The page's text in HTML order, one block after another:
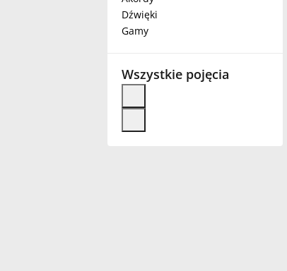
English
Español
Français
Dźwięki
Gamy
Wszystkie pojęcia